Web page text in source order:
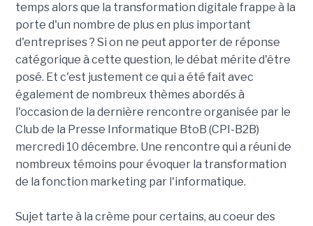
temps alors que la transformation digitale frappe à la
porte d'un nombre de plus en plus important
d'entreprises ? Si on ne peut apporter de réponse
catégorique à cette question, le débat mérite d'être
posé. Et c'est justement ce qui a été fait avec
également de nombreux thèmes abordés à
l'occasion de la dernière rencontre organisée par le
Club de la Presse Informatique BtoB (CPI-B2B)
mercredi 10 décembre. Une rencontre qui a réuni de
nombreux témoins pour évoquer la transformation
de la fonction marketing par l'informatique.
Sujet tarte à la crème pour certains, au coeur des